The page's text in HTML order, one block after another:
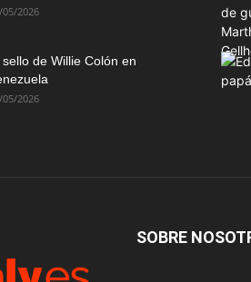
05/2026
sello de Willie Colón en
05/2026
SOBRE